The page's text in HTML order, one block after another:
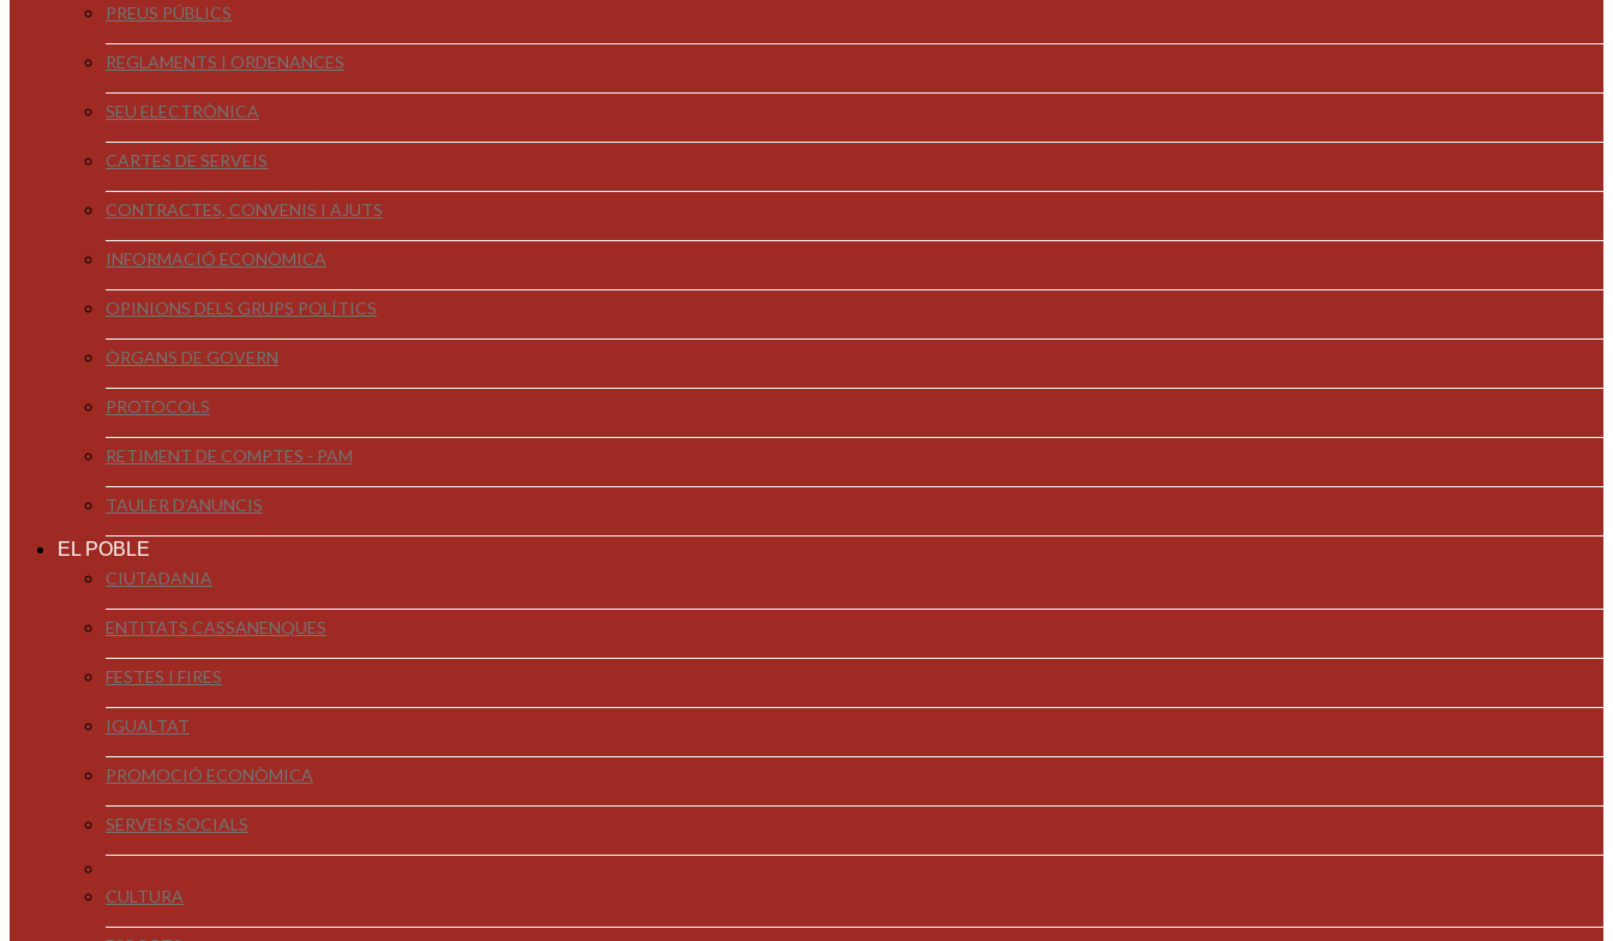
PREUS PÚBLICS
REGLAMENTS I ORDENANCES
SEU ELECTRÒNICA
CARTES DE SERVEIS
CONTRACTES, CONVENIS I AJUTS
INFORMACIÓ ECONÒMICA
OPINIONS DELS GRUPS POLÍTICS
ÒRGANS DE GOVERN
PROTOCOLS
RETIMENT DE COMPTES - PAM
TAULER D'ANUNCIS
EL POBLE
CIUTADANIA
ENTITATS CASSANENQUES
FESTES I FIRES
IGUALTAT
PROMOCIÓ ECONÒMICA
SERVEIS SOCIALS
CULTURA